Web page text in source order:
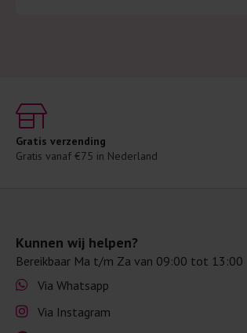
Gratis verzending
Gratis vanaf €75 in Nederland
Kunnen wij helpen?
Bereikbaar Ma t/m Za van 09:00 tot 13:00
Via Whatsapp
Via Instagram